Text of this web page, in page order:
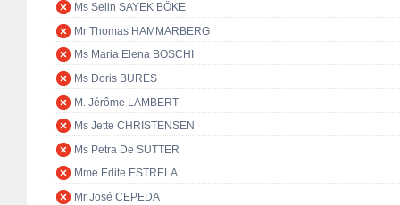
Ms Selin SAYEK BÖKE
Mr Thomas HAMMARBERG
Ms Maria Elena BOSCHI
Ms Doris BURES
M. Jérôme LAMBERT
Ms Jette CHRISTENSEN
Ms Petra De SUTTER
Mme Edite ESTRELA
Mr José CEPEDA